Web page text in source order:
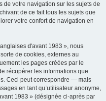
de votre navigation sur les sujets de
de ce fait tous les sujets que
votre confort de navigation en
d'avant 1983 », nous
de cookies, externes au
les pages créées par le
récupérer les informations que
Ceci peut correspondre — mais
en tant qu’utilisateur anonyme,
1983 » (désignée ci-après par